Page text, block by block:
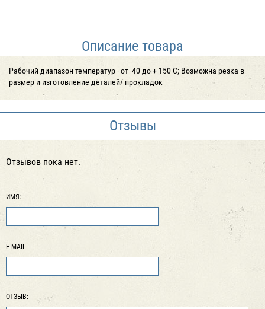
Описание товара
Рабочий диапазон температур - от -40 до + 150 С; Возможна резка в
размер и изготовление деталей/ прокладок
Отзывы
Отзывов пока нет.
ИМЯ:
E-MAIL:
ОТЗЫВ: